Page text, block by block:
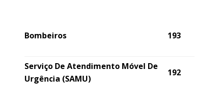
Bombeiros 193
Serviço De Atendimento Móvel De
Urgência (SAMU)
192